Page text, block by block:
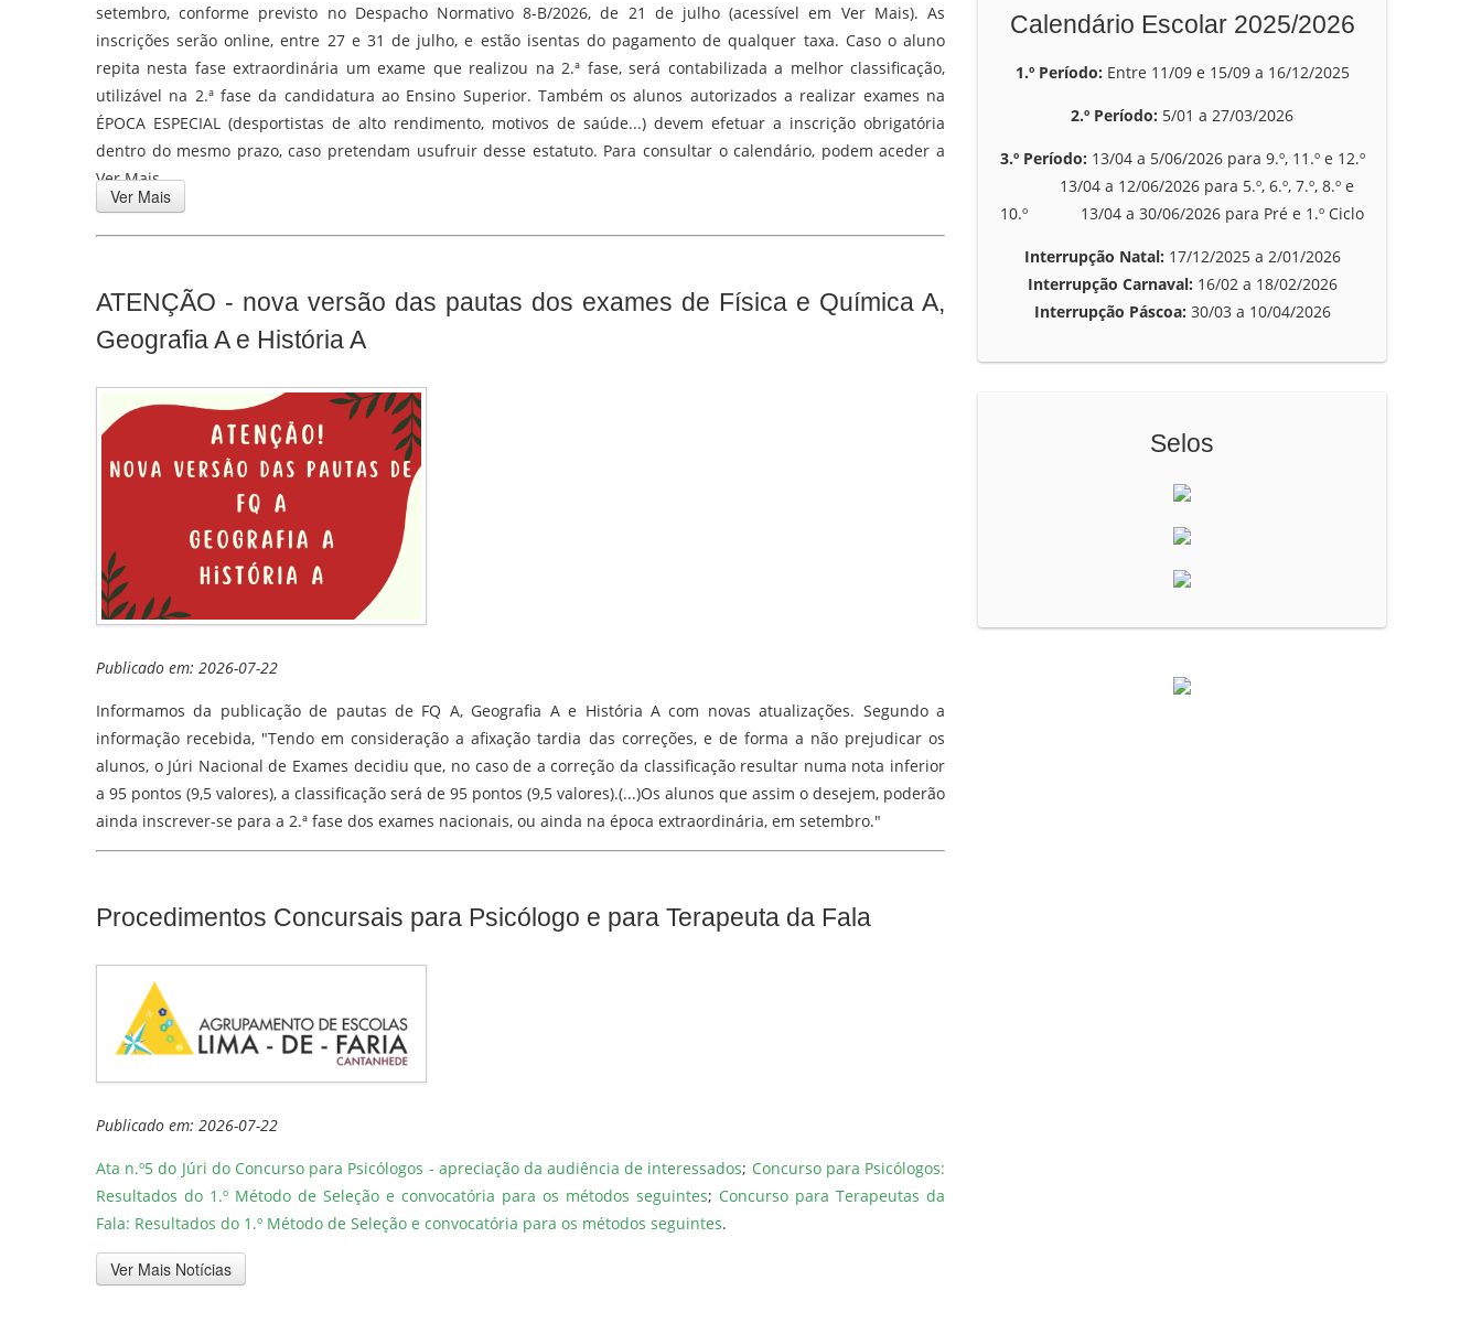
setembro, conforme previsto no Despacho Normativo 8-B/2026, de 21 de julho (acessível em Ver Mais). As
inscrições serão online, entre 27 e 31 de julho, e estão isentas do pagamento de qualquer taxa. Caso o aluno
repita nesta fase extraordinária um exame que realizou na 2.ª fase, será contabilizada a melhor classificação,
utilizável na 2.ª fase da candidatura ao Ensino Superior. Também os alunos autorizados a realizar exames na
ÉPOCA ESPECIAL (desportistas de alto rendimento, motivos de saúde...) devem efetuar a inscrição obrigatória
dentro do mesmo prazo, caso pretendam usufruir desse estatuto. Para consultar o calendário, podem aceder a
Ver Mais.
Ver Mais
ATENÇÃO - nova versão das pautas dos exames de Física e Química A,
Geografia A e História A
Publicado em: 2026-07-22
Informamos da publicação de pautas de FQ A, Geografia A e História A com novas atualizações. Segundo a
informação recebida, "Tendo em consideração a afixação tardia das correções, e de forma a não prejudicar os
alunos, o Júri Nacional de Exames decidiu que, no caso de a correção da classificação resultar numa nota inferior
a 95 pontos (9,5 valores), a classificação será de 95 pontos (9,5 valores).(...)Os alunos que assim o desejem, poderão
ainda inscrever-se para a 2.ª fase dos exames nacionais, ou ainda na época extraordinária, em setembro."
Procedimentos Concursais para Psicólogo e para Terapeuta da Fala
Publicado em: 2026-07-22
Ata n.º5 do Júri do Concurso para Psicólogos - apreciação da audiência de interessados; Concurso para Psicólogos:
Resultados do 1.º Método de Seleção e convocatória para os métodos seguintes; Concurso para Terapeutas da
Fala: Resultados do 1.º Método de Seleção e convocatória para os métodos seguintes.
Ver Mais Notícias
Calendário Escolar 2025/2026
1.º Período: Entre 11/09 e 15/09 a 16/12/2025
2.º Período: 5/01 a 27/03/2026
3.º Período: 13/04 a 5/06/2026 para 9.º, 11.º e 12.º
13/04 a 12/06/2026 para 5.º, 6.º, 7.º, 8.º e
10.º 13/04 a 30/06/2026 para Pré e 1.º Ciclo
Interrupção Natal: 17/12/2025 a 2/01/2026
Interrupção Carnaval: 16/02 a 18/02/2026
Interrupção Páscoa: 30/03 a 10/04/2026
Selos